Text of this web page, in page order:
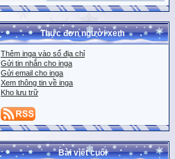
Thực đơn người xem
Thêm inga vào sổ địa chỉ
Gửi tin nhắn cho inga
Gửi email cho inga
Xem thông tin về inga
Kho lưu trữ
Bài viết cuối